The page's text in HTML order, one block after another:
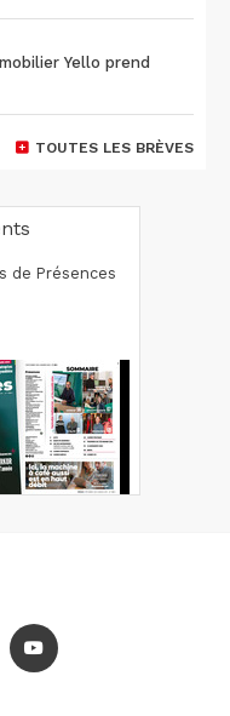
Yello prend
TOUTES LES BRÈVES
de Présences